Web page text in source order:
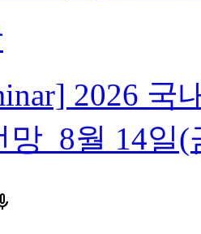
2026 국
망_8월 14일(